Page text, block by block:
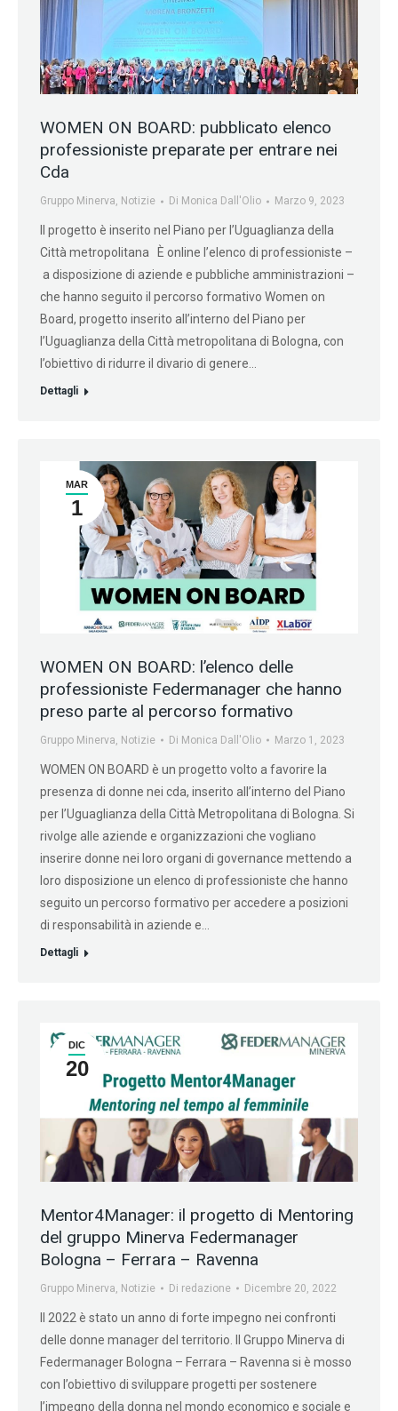
WOMEN ON BOARD: pubblicato elenco
professioniste preparate per entrare nei
Cda
Gruppo Minerva, Notizie Di Monica Dall'Olio Marzo 9, 2023
Il progetto è inserito nel Piano per l’Uguaglianza della
Città metropolitana È online l’elenco di professioniste –
a disposizione di aziende e pubbliche amministrazioni –
che hanno seguito il percorso formativo Women on
Board, progetto inserito all’interno del Piano per
l’Uguaglianza della Città metropolitana di Bologna, con
l’obiettivo di ridurre il divario di genere…
Dettagli
MAR
1
WOMEN ON BOARD: l’elenco delle
professioniste Federmanager che hanno
preso parte al percorso formativo
Gruppo Minerva Notizie Di Monica Dall'Olio Marzo 1, 2023
WOMEN ON BOARD è un progetto volto a favorire la
presenza di donne nei cda, inserito all’interno del Piano
per l’Uguaglianza della Città Metropolitana di Bologna. Si
rivolge alle aziende e organizzazioni che vogliano
inserire donne nei loro organi di governance mettendo a
loro disposizione un elenco di professioniste che hanno
seguito un percorso formativo per accedere a posizioni
di responsabilità in aziende e…
Dettagli
DIC
20
Mentor4Manager: il progetto di Mentoring
del gruppo Minerva Federmanager
Bologna – Ferrara – Ravenna
Gruppo Minerva Notizie Di redazione Dicembre 20, 2022
Il 2022 è stato un anno di forte impegno nei confronti
delle donne manager del territorio. Il Gruppo Minerva di
Federmanager Bologna – Ferrara – Ravenna si è mosso
con l’obiettivo di sviluppare progetti per sostenere
l’impegno della donna nel mondo economico e sociale e